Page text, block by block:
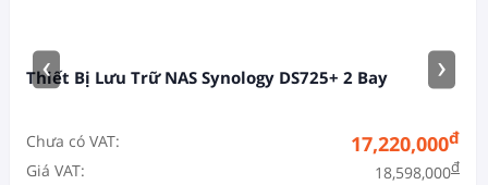
Thiết Bị Lưu Trữ NAS Synology DS725+ 2 Bay
Chưa có VAT: 17,220,000đ
Giá VAT: 18,598,000đ
‹ ›